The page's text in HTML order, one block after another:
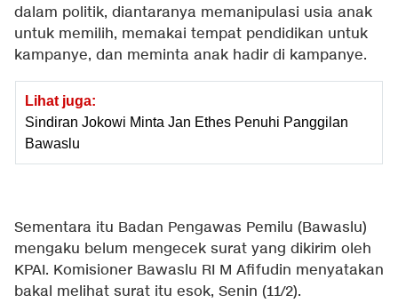
dalam politik, diantaranya memanipulasi usia anak
untuk memilih, memakai tempat pendidikan untuk
kampanye, dan meminta anak hadir di kampanye.
Lihat juga:
Sindiran Jokowi Minta Jan Ethes Penuhi Panggilan
Bawaslu
Sementara itu Badan Pengawas Pemilu (Bawaslu)
mengaku belum mengecek surat yang dikirim oleh
KPAI. Komisioner Bawaslu RI M Afifudin menyatakan
bakal melihat surat itu esok, Senin (11/2).